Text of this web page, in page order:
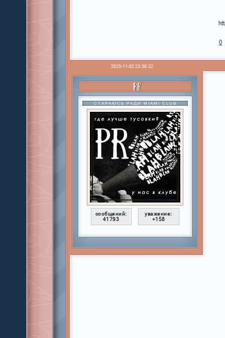
0
2025-11-02 23:56:32
PR
СТАРАЮСЬ РАДИ MIAMI CLUB
сообщений:
41793
уважение:
+158